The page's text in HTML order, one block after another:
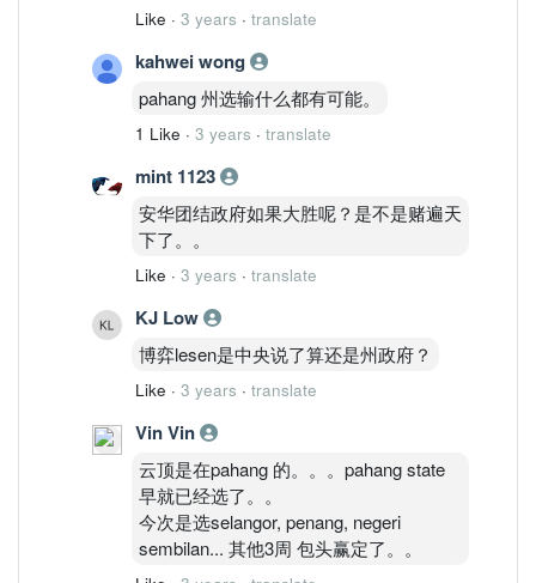
Like · 3 years · translate
kahwei wong
pahang 州选输什么都有可能。
1 Like · 3 years · translate
mint 1123
安华团结政府如果大胜呢？是不是赌遍天
下了。。
Like · 3 years · translate
KJ Low
博弈lesen是中央说了算还是州政府？
Like · 3 years · translate
Vin Vin
云顶是在pahang 的。。。pahang state
早就已经选了。。
今次是选selangor, penang, negeri
sembilan... 其他3周 包头赢定了。。